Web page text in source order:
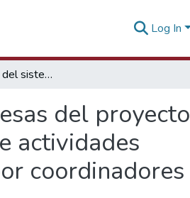
Log In
Diseño y manejo del sistema de monitoreo de las empresas del proyecto Biocomercio Andino - Producto 3: Informe de avance de actividades empresas de acuerdo con información proporcionada por coordinadores zonales y asistentes de campo
del proyecto
actividades
coordinadores